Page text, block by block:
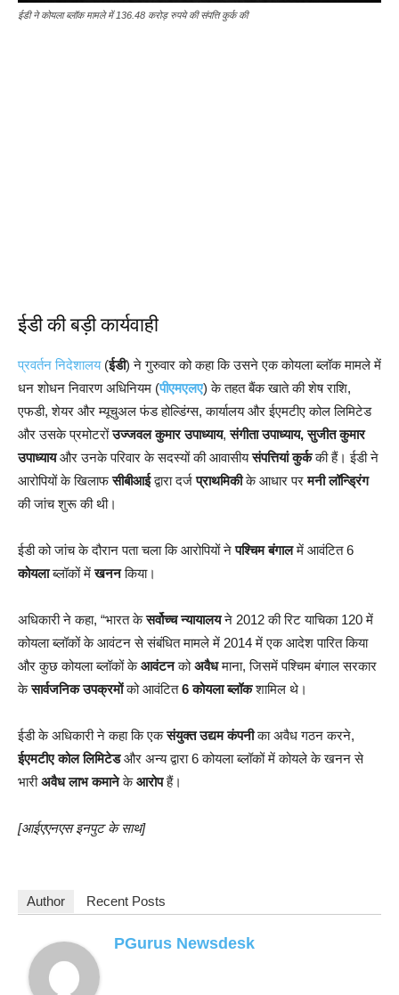
ईडी ने कोयला ब्लॉक मामले में 136.48 करोड़ रुपये की संपत्ति कुर्क की
ईडी की बड़ी कार्यवाही
प्रवर्तन निदेशालय(ईडी) ने गुरुवार को कहा कि उसने एक कोयला ब्लॉक मामले में
धन शोधन निवारण अधिनियम (पीएमएलए) के तहत बैंक खाते की शेष राशि,
एफडी, शेयर और म्यूचुअल फंड होल्डिंग्स, कार्यालय और ईएमटीए कोल लिमिटेड
और उसके प्रमोटरोंउज्‍जवल कुमार उपाध्याय,संगीता उपाध्याय, सुजीत कुमार
उपाध्यायऔर उनके परिवार के सदस्यों की आवासीयसंपत्तियां कुर्ककी हैं। ईडी ने
आरोपियों के खिलाफसीबीआईद्वारा दर्जप्राथमिकीके आधार परमनी लॉन्ड्रिंग
की जांच शुरू की थी।
ईडी को जांच के दौरान पता चला कि आरोपियों नेपश्चिम बंगालमें आवंटित 6
कोयलाब्लॉकों मेंखननकिया।
अधिकारी ने कहा, “भारत केसर्वोच्च न्यायालयने 2012 की रिट याचिका 120 में
कोयला ब्लॉकों के आवंटन से संबंधित मामले में 2014 में एक आदेश पारित किया
और कुछ कोयला ब्लॉकों केआवंटनकोअवैधमाना, जिसमें पश्चिम बंगाल सरकार
केसार्वजनिक उपक्रमोंको आवंटित6 कोयला ब्लॉकशामिल थे।
ईडी के अधिकारी ने कहा कि एकसंयुक्त उद्यम कंपनीका अवैध गठन करने,
ईएमटीए कोल लिमिटेडऔर अन्य द्वारा 6 कोयला ब्लॉकों में कोयले के खनन से
भारीअवैध लाभ कमानेकेआरोपहैं।
[आईएएनएस इनपुट के साथ]
Author Recent Posts
PGurus Newsdesk